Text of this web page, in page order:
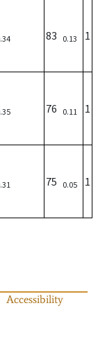
83 0.13 1
76 0.11 1
75 0.05 1
Accessibility